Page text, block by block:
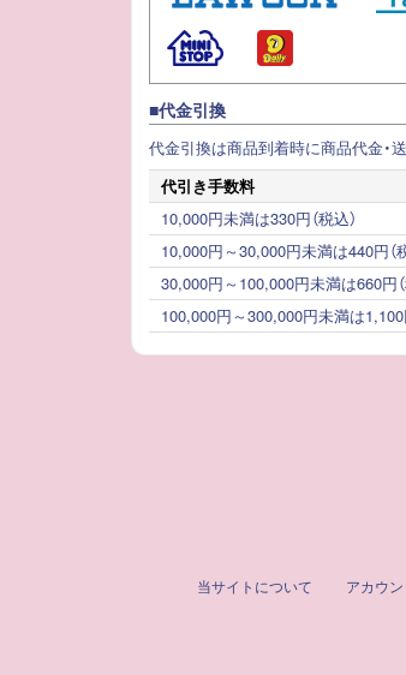
代金引換
代金引換は商品到着時に商品代金・
代引き手数料
10,000円未満は330円（税込）
10,000円～30,000円未満は440円（
30,000円～100,000円未満は660円（
100,000円～300,000円未満は1,100
当サイトについて アカウ